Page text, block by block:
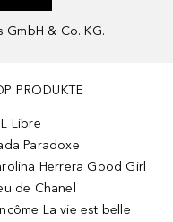
GmbH & Co. KG.
PRODUKTE
Libre
Paradoxe
Herrera Good Girl
de Chanel
La vie est belle